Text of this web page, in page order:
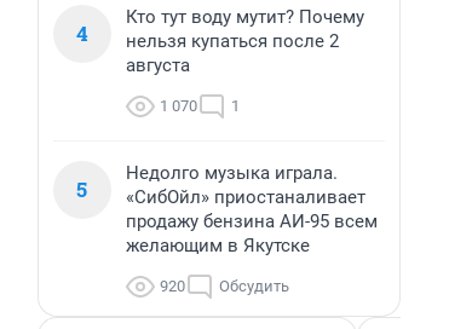
4
Кто тут воду мутит? Почему
нельзя купаться после 2
августа
1 070 1
5
Недолго музыка играла.
«СибОйл» приостаналивает
продажу бензина АИ-95 всем
желающим в Якутске
920 Обсудить